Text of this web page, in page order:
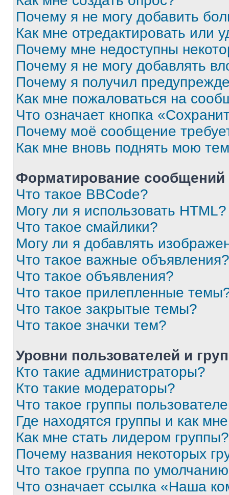
Почему я не могу добавить
Как мне отредактировать или
Почему мне недоступны
Почему я не могу добавлять
Почему я получил
Как мне пожаловаться на
Что означает кнопка
Почему моё сообщение
Как мне вновь поднять мою
Форматирование
Что такое BBCode?
Могу ли я использовать HTML?
Что такое смайлики?
Могу ли я добавлять
Что такое важные объявления?
Что такое объявления?
Что такое прилепленные
Что такое закрытые темы?
Что такое значки тем?
Уровни пользователей и
Кто такие администраторы?
Кто такие модераторы?
Что такое группы
Где находятся группы и как
Как мне стать лидером группы?
Почему названия некоторых
Что такое группа по
Что означает ссылка «Наша